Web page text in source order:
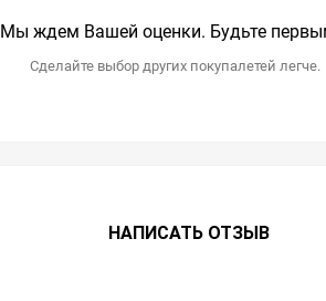
Мы ждем Вашей оценки. Будьте
Сделайте выбор других покупалетей легче.
НАПИСАТЬ ОТЗЫВ